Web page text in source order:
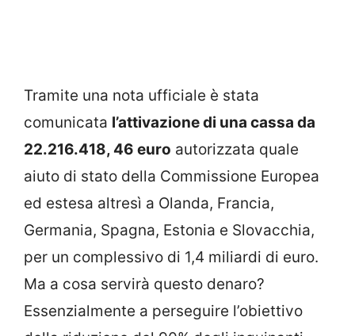
Tramite una nota ufficiale è stata
comunicata l’attivazione di una cassa da
22.216.418, 46 euro autorizzata quale
aiuto di stato della Commissione Europea
ed estesa altresì a Olanda, Francia,
Germania, Spagna, Estonia e Slovacchia,
per un complessivo di 1,4 miliardi di euro.
Ma a cosa servirà questo denaro?
Essenzialmente a perseguire l’obiettivo